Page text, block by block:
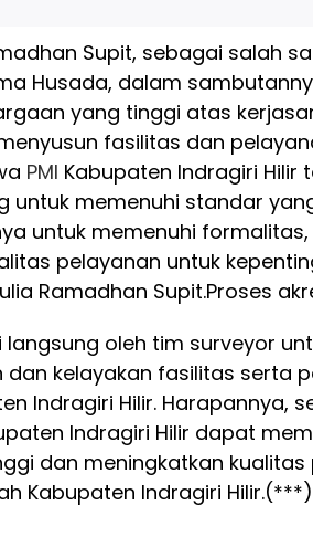
Supit, sebagai salah
Husada, dalam
yang tinggi atas
fasilitas dan
PMI Kabupaten Indragiri Hilir
untuk memenuhi standar
untuk memenuhi
pelayanan untuk
Ramadhan Supit.Proses
langsung oleh tim surveyor
dan kelayakan fasilitas serta
Indragiri Hilir. Harapannya,
Indragiri Hilir dapat
dan meningkatkan kualitas
Kabupaten Indragiri Hilir.(***)